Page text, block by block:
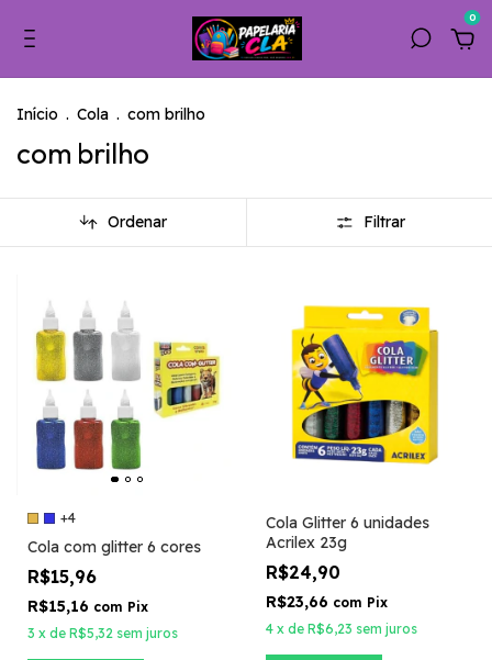
0
Início . Cola . com brilho
com brilho
Ordenar Filtrar
+4
Cola com glitter 6 cores
R$15,96
R$15,16 com Pix
3 x de R$5,32 sem juros
Cola Glitter 6 unidades
Acrilex 23g
R$24,90
R$23,66 com Pix
4 x de R$6,23 sem juros